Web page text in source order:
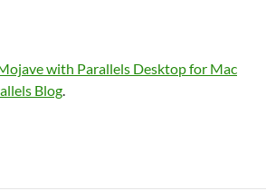
with Parallels Desktop for Mac
Blog.